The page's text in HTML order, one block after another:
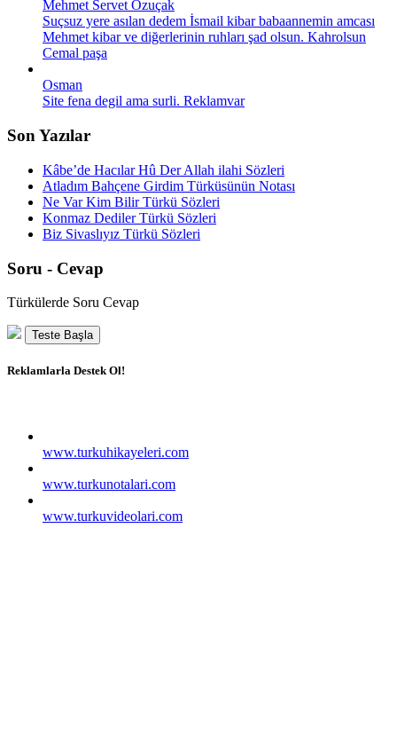
Mehmet Servet Özuçak
Suçsuz yere asılan dedem İsmail kibar babaannemin amcası
Mehmet kibar ve diğerlerinin ruhları şad olsun. Kahrolsun
Cemal paşa
Osman
Site fena degil ama surli. Reklamvar
Son Yazılar
Kâbe’de Hacılar Hû Der Allah ilahi Sözleri
Atladım Bahçene Girdim Türküsünün Notası
Ne Var Kim Bilir Türkü Sözleri
Konmaz Dediler Türkü Sözleri
Biz Sivaslıyız Türkü Sözleri
Soru - Cevap
Türkülerde Soru Cevap
Teste Başla
Reklamlarla Destek Ol!
www.turkuhikayeleri.com
www.turkunotalari.com
www.turkuvideolari.com